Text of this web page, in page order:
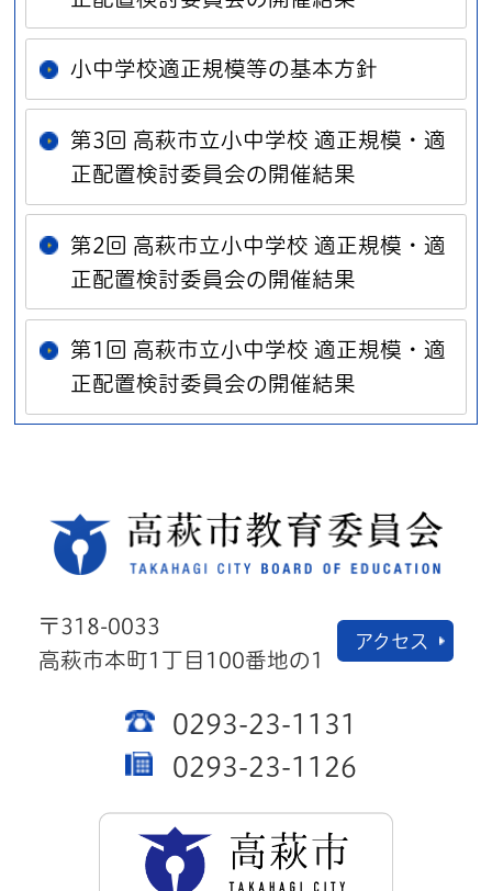
小中学校適正規模等の基本方針
第3回 高萩市立小中学校 適正規模・適
正配置検討委員会の開催結果
第2回 高萩市立小中学校 適正規模・適
正配置検討委員会の開催結果
第1回 高萩市立小中学校 適正規模・適
正配置検討委員会の開催結果
〒318-0033
高萩市本町1丁目100番地の1
アクセス
0293-23-1131
0293-23-1126